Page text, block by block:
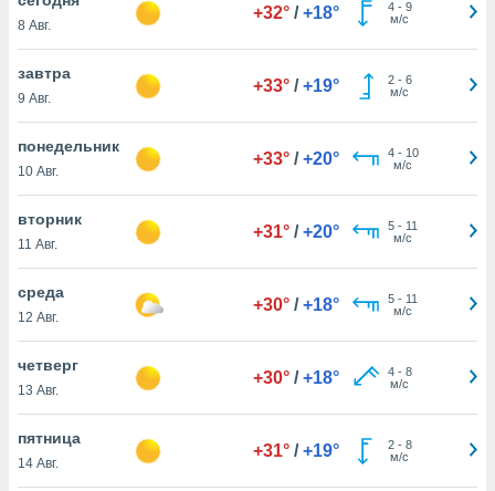
действия
на веб-
основе.
нашей
cookie
в
ВЫ
8 Авг.
+32° / +18° 4- 9
м/с
завтра
9 Авг.
+33° / +19° 2- 6
м/с
понедельник
10 Авг.
+33° / +20° 4- 10
м/с
вторник
11 Авг.
+31° / +20° 5- 11
м/с
среда
12 Авг.
+30° / +18° 5- 11
м/с
четверг
13 Авг.
+30° / +18° 4- 8
м/с
пятница
14 Авг.
+31° / +19° 2- 8
м/с